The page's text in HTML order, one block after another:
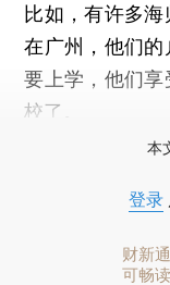
比如，有许多
在广州，他们
要上学，他们
校了。
本
登录
财新
可畅